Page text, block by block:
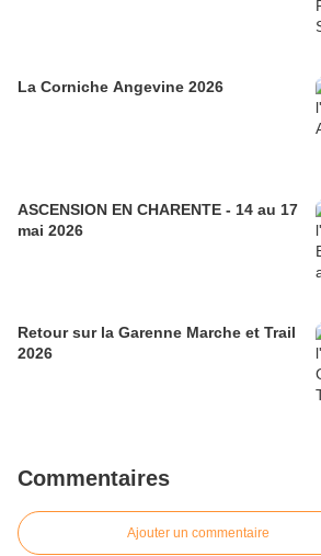
La Corniche Angevine 2026
ASCENSION EN CHARENTE - 14 au 17
mai 2026
Retour sur la Garenne Marche et Trail
2026
Commentaires
Ajouter un commentaire